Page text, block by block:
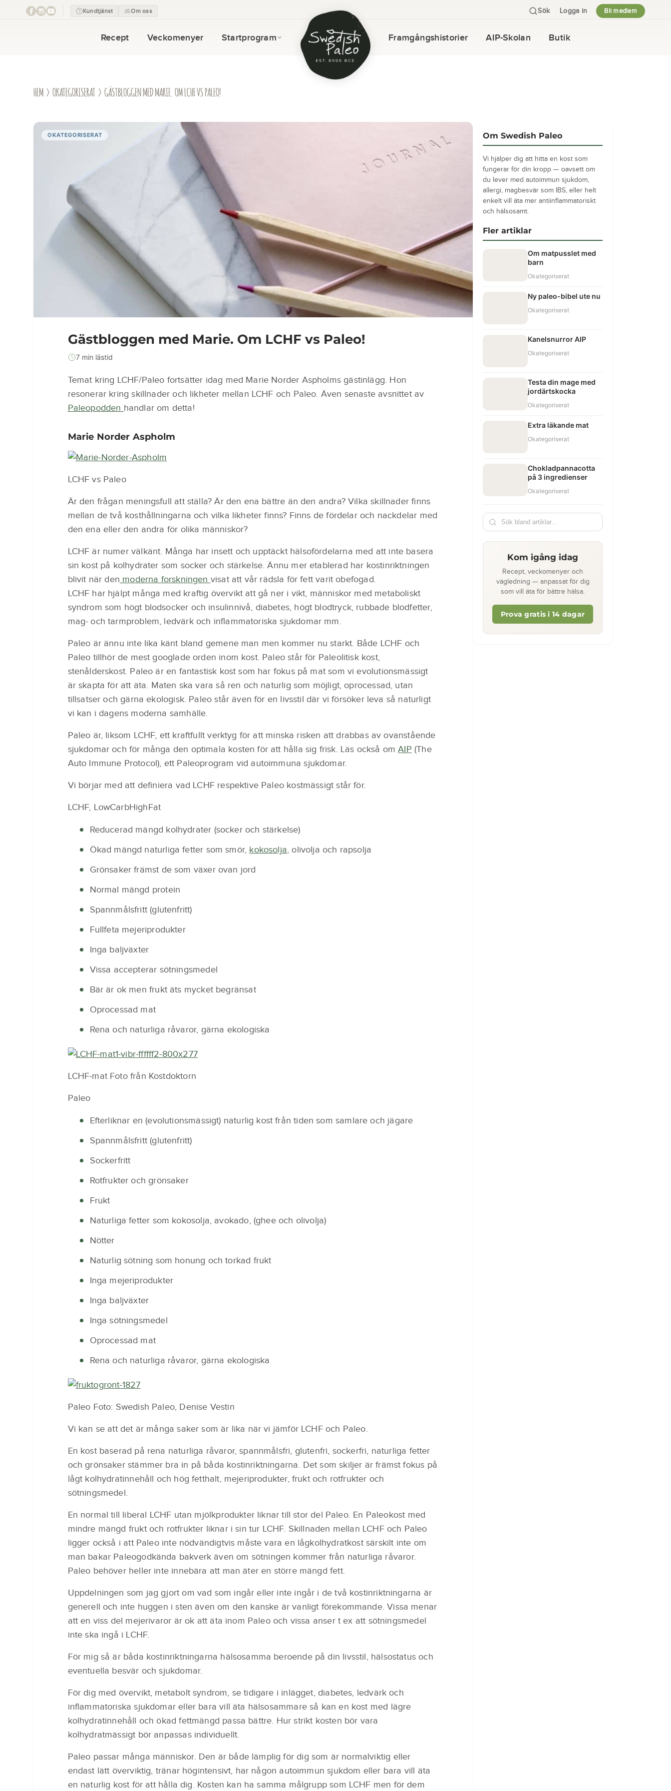
Kundtjänst Om oss Sök Logga in Bli medlem
Recept Veckomenyer Startprogram Framgångshistorier AIP-Skolan Butik
HEM › OKATEGORISERAT › GÄSTBLOGGEN MED MARIE. OM LCHF VS PALEO!
OKATEGORISERAT
Gästbloggen med Marie. Om LCHF vs Paleo!
7 min lästid
Temat kring LCHF/Paleo fortsätter idag med Marie Norder Aspholms gästinlägg. Hon
resonerar kring skillnader och likheter mellan LCHF och Paleo. Även senaste avsnittet av
Paleopodden handlar om detta!
Marie Norder Aspholm
LCHF vs Paleo
Är den frågan meningsfull att ställa? Är den ena bättre än den andra? Vilka skillnader finns
mellan de två kosthållningarna och vilka likheter finns? Finns de fördelar och nackdelar med
den ena eller den andra för olika människor?
LCHF är numer välkänt. Många har insett och upptäckt hälsofördelarna med att inte basera
sin kost på kolhydrater som socker och stärkelse. Ännu mer etablerad har kostinriktningen
blivit när den moderna forskningen visat att vår rädsla för fett varit obefogad.
LCHF har hjälpt många med kraftig övervikt att gå ner i vikt, människor med metaboliskt
syndrom som högt blodsocker och insulinnivå, diabetes, högt blodtryck, rubbade blodfetter,
mag- och tarmproblem, ledvärk och inflammatoriska sjukdomar mm.
Paleo är ännu inte lika känt bland gemene man men kommer nu starkt. Både LCHF och
Paleo tillhör de mest googlade orden inom kost. Paleo står för Paleolitisk kost,
stenålderskost. Paleo är en fantastisk kost som har fokus på mat som vi evolutionsmässigt
är skapta för att äta. Maten ska vara så ren och naturlig som möjligt, oprocessad, utan
tillsatser och gärna ekologisk. Paleo står även för en livsstil där vi försöker leva så naturligt
vi kan i dagens moderna samhälle.
Paleo är, liksom LCHF, ett kraftfullt verktyg för att minska risken att drabbas av ovanstående
sjukdomar och för många den optimala kosten för att hålla sig frisk. Läs också omAIP (The
Auto Immune Protocol), ett Paleoprogram vid autoimmuna sjukdomar.
Vi börjar med att definiera vad LCHF respektive Paleo kostmässigt står för.
LCHF, LowCarbHighFat
Reducerad mängd kolhydrater (socker och stärkelse)
Ökad mängd naturliga fetter som smör, kokosolja, olivolja och rapsolja
Grönsaker främst de som växer ovan jord
Normal mängd protein
Spannmålsfritt (glutenfritt)
Fullfeta mejeriprodukter
Inga baljväxter
Vissa accepterar sötningsmedel
Bär är ok men frukt äts mycket begränsat
Oprocessad mat
Rena och naturliga råvaror, gärna ekologiska
LCHF-mat Foto från Kostdoktorn
Paleo
Efterliknar en (evolutionsmässigt) naturlig kost från tiden som samlare och jägare
Spannmålsfritt (glutenfritt)
Sockerfritt
Rotfrukter och grönsaker
Frukt
Naturliga fetter som kokosolja, avokado, (ghee och olivolja)
Nötter
Naturlig sötning som honung och torkad frukt
Inga mejeriprodukter
Inga baljväxter
Inga sötningsmedel
Oprocessad mat
Rena och naturliga råvaror, gärna ekologiska
Paleo Foto: Swedish Paleo, Denise Vestin
Vi kan se att det är många saker som är lika när vi jämför LCHF och Paleo.
En kost baserad på rena naturliga råvaror, spannmålsfri, glutenfri, sockerfri, naturliga fetter
och grönsaker stämmer bra in på båda kostinriktningarna. Det som skiljer är främst fokus på
lågt kolhydratinnehåll och hög fetthalt, mejeriprodukter, frukt och rotfrukter och
sötningsmedel.
En normal till liberal LCHF utan mjölkprodukter liknar till stor del Paleo. En Paleokost med
mindre mängd frukt och rotfrukter liknar i sin tur LCHF. Skillnaden mellan LCHF och Paleo
ligger också i att Paleo inte nödvändigtvis måste vara en lågkolhydratkost särskilt inte om
man bakar Paleogodkända bakverk även om sötningen kommer från naturliga råvaror.
Paleo behöver heller inte innebära att man äter en större mängd fett.
Uppdelningen som jag gjort om vad som ingår eller inte ingår i de två kostinriktningarna är
generell och inte huggen i sten även om den kanske är vanligt förekommande. Vissa menar
att en viss del mejerivaror är ok att äta inom Paleo och vissa anser t ex att sötningsmedel
inte ska ingå i LCHF.
För mig så är båda kostinriktningarna hälsosamma beroende på din livsstil, hälsostatus och
eventuella besvär och sjukdomar.
För dig med övervikt, metabolt syndrom, se tidigare i inlägget, diabetes, ledvärk och
inflammatoriska sjukdomar eller bara vill äta hälsosammare så kan en kost med lägre
kolhydratinnehåll och ökad fettmängd passa bättre. Hur strikt kosten bör vara
kolhydratmässigt bör anpassas individuellt.
Paleo passar många människor. Den är både lämplig för dig som är normalviktig eller
endast lätt överviktig, tränar högintensivt, har någon autoimmun sjukdom eller bara vill äta
en naturlig kost för att hålla dig. Kosten kan ha samma målgrupp som LCHF men för dem
Om Swedish Paleo
Vi hjälper dig att hitta en kost som
fungerar för din kropp — oavsett om
du lever med autoimmun sjukdom,
allergi, magbesvär som IBS, eller helt
enkelt vill äta mer antiinflammatoriskt
och hälsosamt.
Fler artiklar
Om matpusslet med
barn
Okategoriserat
Ny paleo-bibel ute nu
Okategoriserat
Kanelsnurror AIP
Okategoriserat
Testa din mage med
jordärtskocka
Okategoriserat
Extra läkande mat
Okategoriserat
Chokladpannacotta
på 3 ingredienser
Okategoriserat
Kom igång idag
Recept, veckomenyer och
vägledning — anpassat för dig
som vill äta för bättre hälsa.
Prova gratis i 14 dagar